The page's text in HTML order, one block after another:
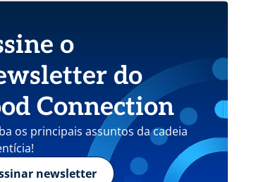
o
do
Connection
os principais assuntos da cadeia
newsletter